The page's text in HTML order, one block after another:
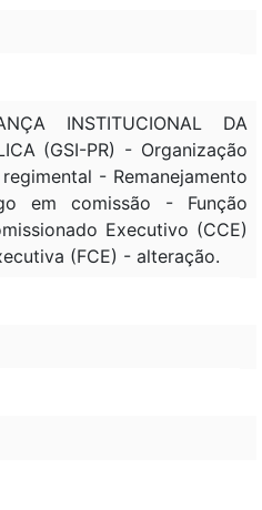
INSTITUCIONAL DA
(GSI-PR) - Organização
- Remanejamento
em comissão - Função
Executivo (CCE)
(FCE) - alteração.